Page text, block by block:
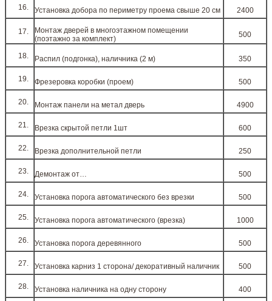
Установка добора по периметру проема свыше 20 см 2400
Монтаж дверей в многоэтажном помещении
(поэтажно за комплект)
500
Распил (подгонка), наличника (2 м) 350
Фрезеровка коробки (проем) 500
Монтаж панели на метал дверь 4900
Врезка скрытой петли 1шт 600
Врезка дополнительной петли 250
Демонтаж от… 500
Установка порога автоматического без врезки 500
Установка порога автоматического (врезка) 1000
Установка порога деревянного 500
Установка карниз 1 сторона/ декоративный наличник 500
Установка наличника на одну сторону 400